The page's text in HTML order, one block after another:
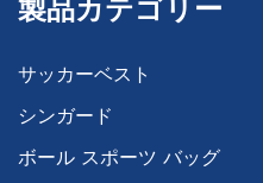
製品カテゴリー
サッカーベスト
シンガード
ボール スポーツ バッグ